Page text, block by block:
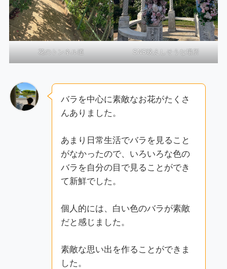
花のトンネル道 SNS映えしそうな場所
バラを中心に素敵なお花がたくさ
んありました。
あまり日常生活でバラを見ること
がなかったので、いろいろな色の
バラを自分の目で見ることができ
て新鮮でした。
個人的には、白い色のバラが素敵
だと感じました。
素敵な思い出を作ることができま
した。